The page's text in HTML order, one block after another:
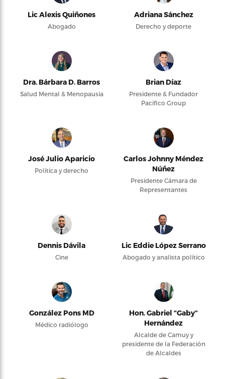
Lic Alexis Quiñones
Abogado
Adriana Sánchez
Derecho y deporte
Dra. Bárbara D. Barros
Salud Mental & Menopausia
Brian Díaz
Presidente & Fundador
Pacifico Group
José Julio Aparicio
Política y derecho
Carlos Johnny Méndez
Núñez
Presidente Cámara de
Representantes
Dennis Dávila
Cine
Lic Eddie López Serrano
Abogado y analista político
González Pons MD
Médico radiólogo
Hon. Gabriel “Gaby”
Hernández
Alcalde de Camuy y
presidente de la Federación
de Alcaldes